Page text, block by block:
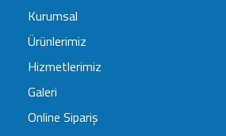
Kurumsal
Ürünlerimiz
Hizmetlerimiz
Galeri
Online Sipariş